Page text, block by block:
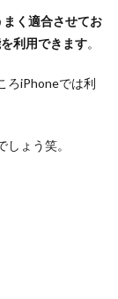
く適合させてお
利用できます。
ろiPhoneでは利
ょう笑。